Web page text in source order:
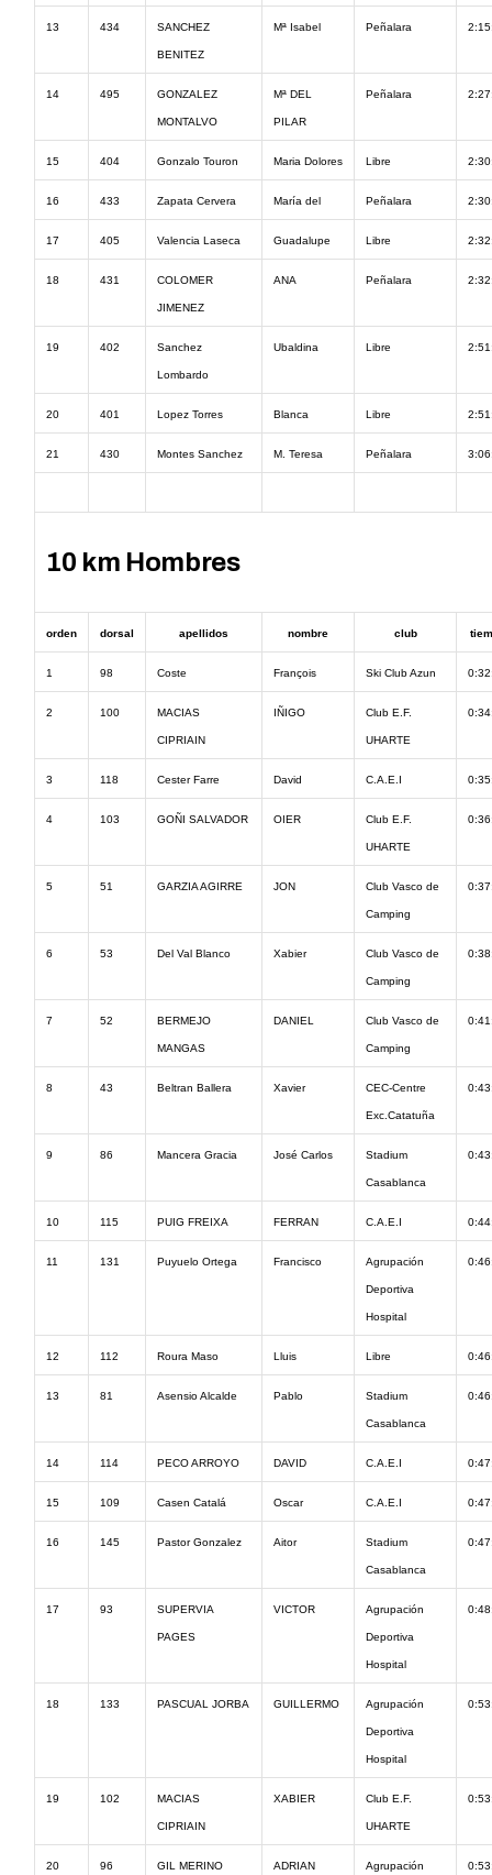
13 434 SANCHEZ
BENITEZ
Mª Isabel Peñalara
14 495 GONZALEZ
MONTALVO
Mª DEL
PILAR
Peñalara
15 404 Gonzalo Touron Maria Dolores Libre
16 433 Zapata Cervera María del Peñalara
17 405 Valencia Laseca Guadalupe Libre
18 431 COLOMER
JIMENEZ
ANA Peñalara
19 402 Sanchez
Lombardo
Ubaldina Libre
20 401 Lopez Torres Blanca Libre
21 430 Montes Sanchez M. Teresa Peñalara
10 km Hombres
orden dorsal apellidos nombre club
1 98 Coste François Ski Club Azun
2 100 MACIAS
CIPRIAIN
IÑIGO Club E.F.
UHARTE
3 118 Cester Farre David C.A.E.I
4 103 GOÑI SALVADOR OIER Club E.F.
UHARTE
5 51 GARZIA AGIRRE JON Club Vasco de
Camping
6 53 Del Val Blanco Xabier Club Vasco de
Camping
7 52 BERMEJO
MANGAS
DANIEL Club Vasco de
Camping
8 43 Beltran Ballera Xavier CEC-Centre
Exc.Catatuña
9 86 Mancera Gracia José Carlos Stadium
Casablanca
10 115 PUIG FREIXA FERRAN C.A.E.I
11 131 Puyuelo Ortega Francisco Agrupación
Deportiva
Hospital
12 112 Roura Maso Lluis Libre
13 81 Asensio Alcalde Pablo Stadium
Casablanca
14 114 PECO ARROYO DAVID C.A.E.I
15 109 Casen Catalá Oscar C.A.E.I
16 145 Pastor Gonzalez Aitor Stadium
Casablanca
17 93 SUPERVIA
PAGES
VICTOR Agrupación
Deportiva
Hospital
18 133 PASCUAL JORBA GUILLERMO Agrupación
Deportiva
Hospital
19 102 MACIAS
CIPRIAIN
XABIER Club E.F.
UHARTE
20 96 GIL MERINO ADRIAN Agrupación